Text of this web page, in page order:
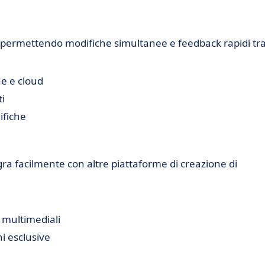
modifiche simultanee e feedback rapidi
e cloud
facilmente con altre piattaforme di creazione di
esclusive